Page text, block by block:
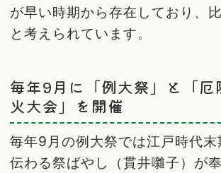
が早い時期から存在しており、
と考えられています。
毎年9月に「例大祭」と「厄
火大会」を開催
毎年9月の例大祭では江戸時代末
伝わる祭ばやし（貫井囃子）が奉